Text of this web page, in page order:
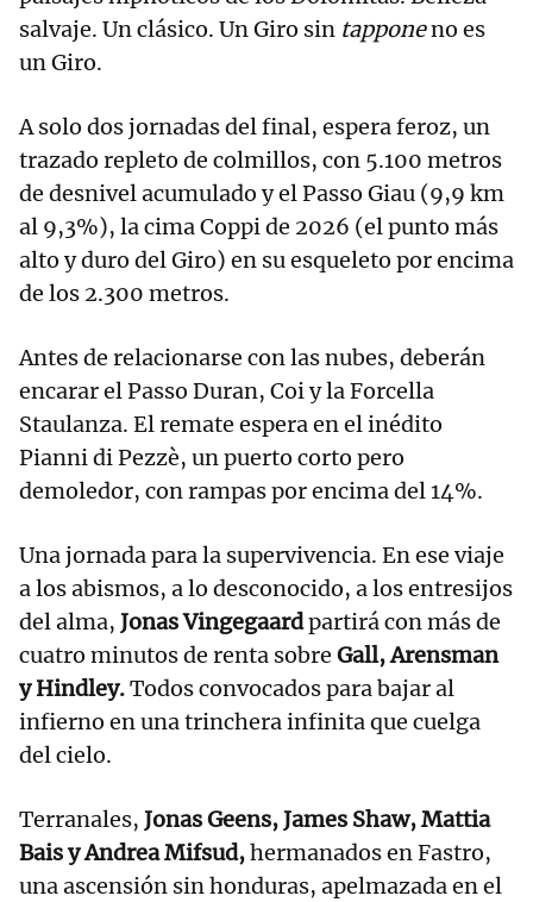
salvaje. Un clásico. Un Giro sin tapponeno es
un Giro.
A solo dos jornadas del final, espera feroz, un
trazado repleto de colmillos, con 5.100 metros
de desnivel acumulado y el Passo Giau (9,9 km
al 9,3%), la cima Coppi de 2026 (el punto más
alto y duro del Giro) en su esqueleto por encima
de los 2.300 metros.
Antes de relacionarse con las nubes, deberán
encarar el Passo Duran, Coi y la Forcella
Staulanza. El remate espera en el inédito
Pianni di Pezzè, un puerto corto pero
demoledor, con rampas por encima del 14%.
Una jornada para la supervivencia. En ese viaje
a los abismos, a lo desconocido, a los entresijos
del alma, Jonas Vingegaardpartirá con más de
cuatro minutos de renta sobre Gall, Arensman
y Hindley.Todos convocados para bajar al
infierno en una trinchera infinita que cuelga
del cielo.
Terranales, Jonas Geens, James Shaw, Mattia
Bais y Andrea Mifsud,hermanados en Fastro,
una ascensión sin honduras, apelmazada en el